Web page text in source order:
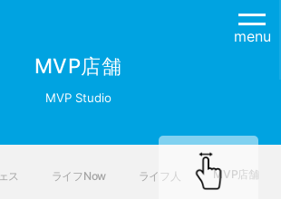
menu
MVP店舗
MVP Studio
ス ライフNow ライフ人 MVP店舗